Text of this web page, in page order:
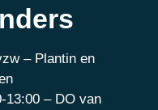
– Plantin en
13:00 – DO van